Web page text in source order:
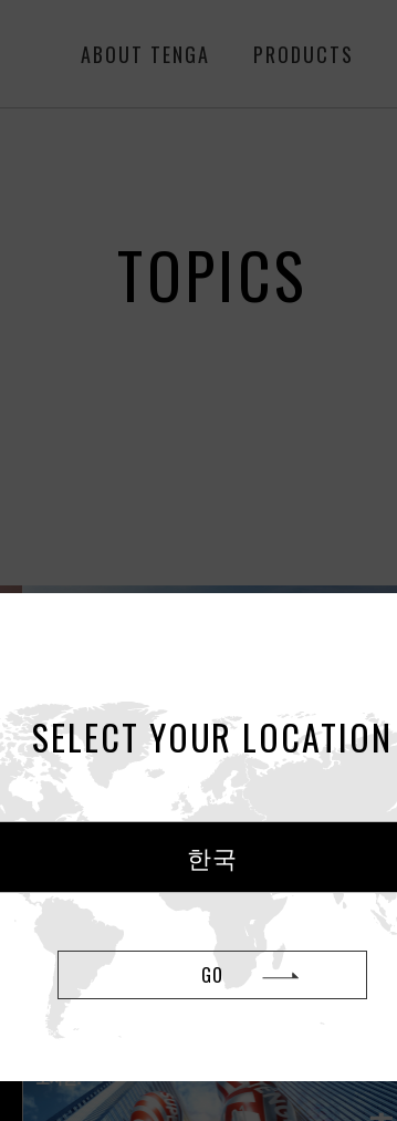
ABOUT TENGA PRODUCTS
TOPICS
NEWS
2026.06.18
【시즌한정】여름 한정! 쿨링 성분(멘톨)
판매 개시!
SELECT YOUR LOCATION
한국
GO